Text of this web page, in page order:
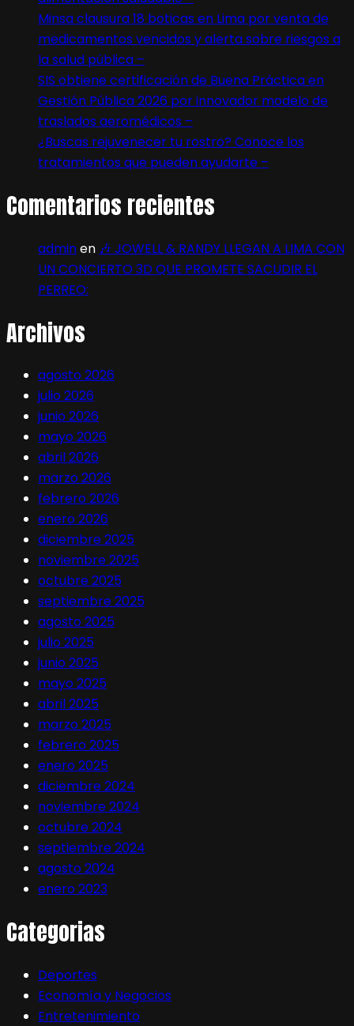
Minsa clausura 18 boticas en Lima por venta de
medicamentos vencidos y alerta sobre riesgos a
la salud pública –
SIS obtiene certificación de Buena Práctica en
Gestión Pública 2026 por innovador modelo de
traslados aeromédicos –
¿Buscas rejuvenecer tu rostro? Conoce los
tratamientos que pueden ayudarte –
Comentarios recientes
adminen 🎶 JOWELL & RANDY LLEGAN A LIMA CON
UN CONCIERTO 3D QUE PROMETE SACUDIR EL
PERREO:
Archivos
agosto 2026
julio 2026
junio 2026
mayo 2026
abril 2026
marzo 2026
febrero 2026
enero 2026
diciembre 2025
noviembre 2025
octubre 2025
septiembre 2025
agosto 2025
julio 2025
junio 2025
mayo 2025
abril 2025
marzo 2025
febrero 2025
enero 2025
diciembre 2024
noviembre 2024
octubre 2024
septiembre 2024
agosto 2024
enero 2023
Categorias
Deportes
Economía y Negocios
Entretenimiento